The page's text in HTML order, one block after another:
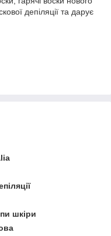
депіляції та дарує
шкіри